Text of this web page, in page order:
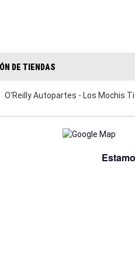
DE TIENDAS
O'Reilly Autopartes - Los Mochis